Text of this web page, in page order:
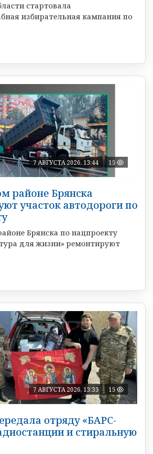
стартовала
избирательная кампания по
7 АВГУСТА 2026, 13:44 15
районе Брянска
участок автодороги по
Брянска по нацпроекту
для жизни» ремонтируют
7 АВГУСТА 2026, 13:33 15
отряду «БАРС-
и стиральную